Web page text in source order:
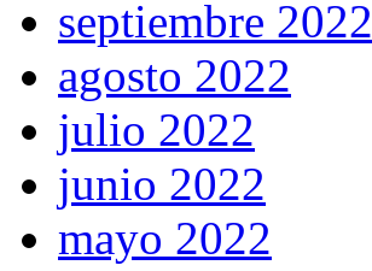
septiembre 2022
agosto 2022
julio 2022
junio 2022
mayo 2022